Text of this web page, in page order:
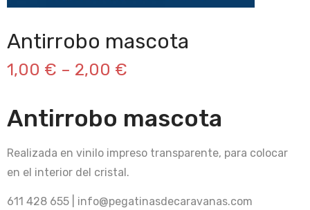
Antirrobo mascota
1,00 € – 2,00 €
Antirrobo mascota
Realizada en vinilo impreso transparente, para colocar
en el interior del cristal.
611 428 655 | info@pegatinasdecaravanas.com